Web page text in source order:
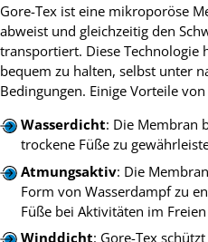
Gore-Tex ist eine mikroporöse
abweist und gleichzeitig den
transportiert. Diese Technologie
bequem zu halten, selbst unter
Bedingungen. Einige Vorteile von
Wasserdicht: Die Membran
trockene Füße zu
Atmungsaktiv: Die
Form von Wasserdampf zu
Füße bei Aktivitäten im
Winddicht: Gore-Tex